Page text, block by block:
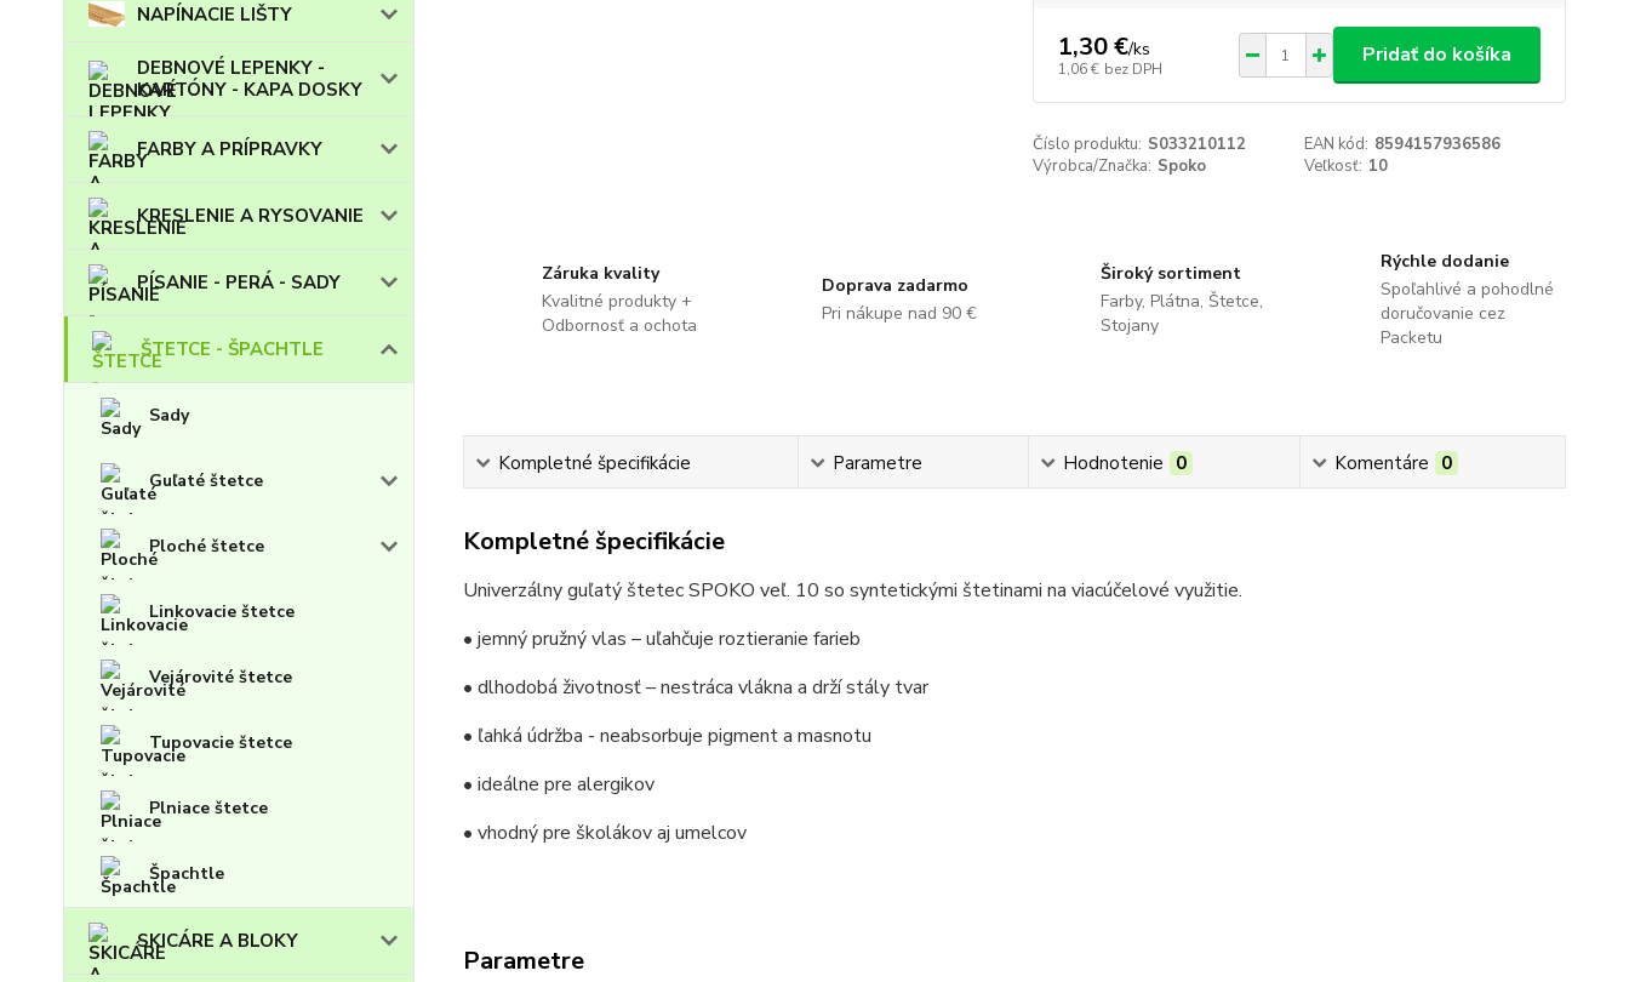
NAPÍNACIE LIŠTY
DEBNOVÉ LEPENKY -
KARTÓNY - KAPA DOSKY
FARBY A PRÍPRAVKY
KRESLENIE A RYSOVANIE
PÍSANIE - PERÁ - SADY
ŠTETCE - ŠPACHTLE
Sady
Guľaté štetce
Ploché štetce
Linkovacie štetce
Vejárovité štetce
Tupovacie štetce
Plniace štetce
Špachtle
SKICÁRE A BLOKY
1,30 €/ks
1,06 € bez DPH
Pridať do košíka
Číslo produktu: S033210112 EAN kód: 8594157936586
Výrobca/Značka: Spoko Veľkosť: 10
Záruka kvality
Kvalitné produkty +
Odbornosť a ochota
Doprava zadarmo
Pri nákupe nad 90 €
Široký sortiment
Farby, Plátna, Štetce,
Stojany
Rýchle dodanie
Spoľahlivé a pohodlné
doručovanie cez
Packetu
Kompletné špecifikácie Parametre Hodnotenie 0 Komentáre 0
Kompletné špecifikácie
Univerzálny guľatý štetec SPOKO veľ. 10 so syntetickými štetinami na viacúčelové využitie.
• jemný pružný vlas – uľahčuje roztieranie farieb
• dlhodobá životnosť – nestráca vlákna a drží stály tvar
• ľahká údržba - neabsorbuje pigment a masnotu
• ideálne pre alergikov
• vhodný pre školákov aj umelcov
Parametre